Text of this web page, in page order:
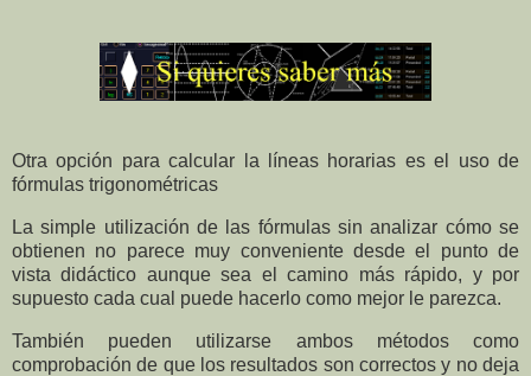
Otra opción para calcular la líneas horarias es el uso de
fórmulas trigonométricas
La simple utilización de las fórmulas sin analizar cómo se
obtienen no parece muy conveniente desde el punto de
vista didáctico aunque sea el camino más rápido, y por
supuesto cada cual puede hacerlo como mejor le parezca.
También pueden utilizarse ambos métodos como
comprobación de que los resultados son correctos y no deja